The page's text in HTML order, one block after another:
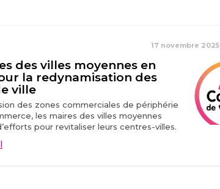
17 novembre 2025
des villes moyennes en
la redynamisation des
ville
des zones commerciales de périphérie
les maires des villes moyennes
pour revitaliser leurs centres-villes.